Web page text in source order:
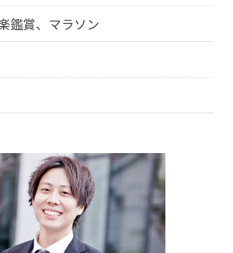
鑑賞、マラソン